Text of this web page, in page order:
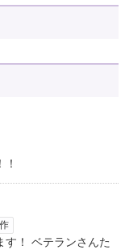
約9年前
ワィニャオンのブログ
ばない時間。」全公演
当に嬉しかったです！
ったなぁ(*^^*) 次は九
す！ ベテランさんた